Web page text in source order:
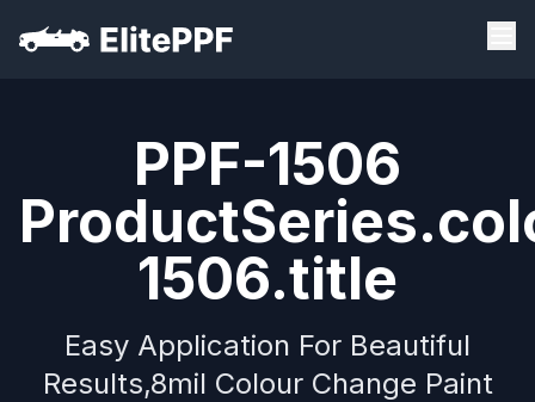
PPF-1506
1506.title
Easy Application For Beautiful
Results,8mil Colour Change Paint